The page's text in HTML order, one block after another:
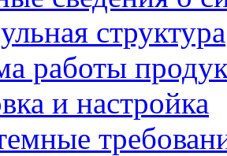
структура
работы
и настройка